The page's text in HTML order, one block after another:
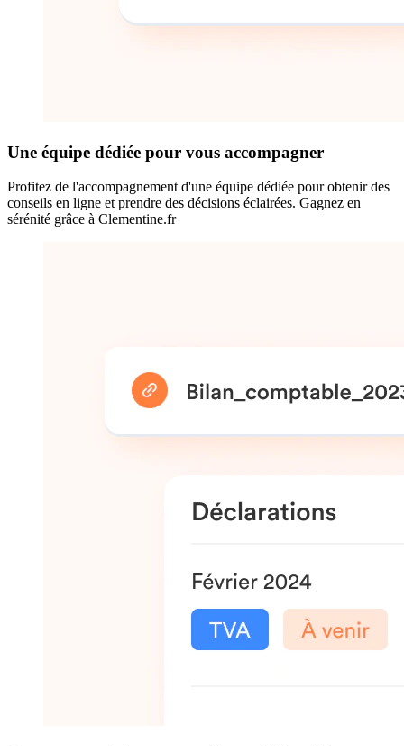
Une équipe dédiée pour vous accompagner
Profitez de l'accompagnement d'une équipe dédiée pour obtenir des
conseils en ligne et prendre des décisions éclairées. Gagnez en
sérénité grâce à Clementine.fr